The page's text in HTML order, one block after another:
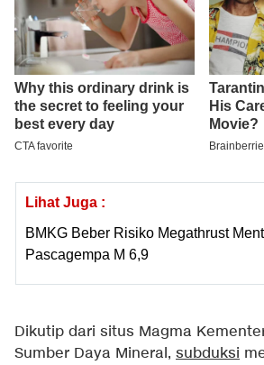
Lihat Juga :
BMKG Beber Risiko Megathrust
Pascagempa M 6,9
Dikutip dari situs Magma
Sumber Daya Mineral, subduksi